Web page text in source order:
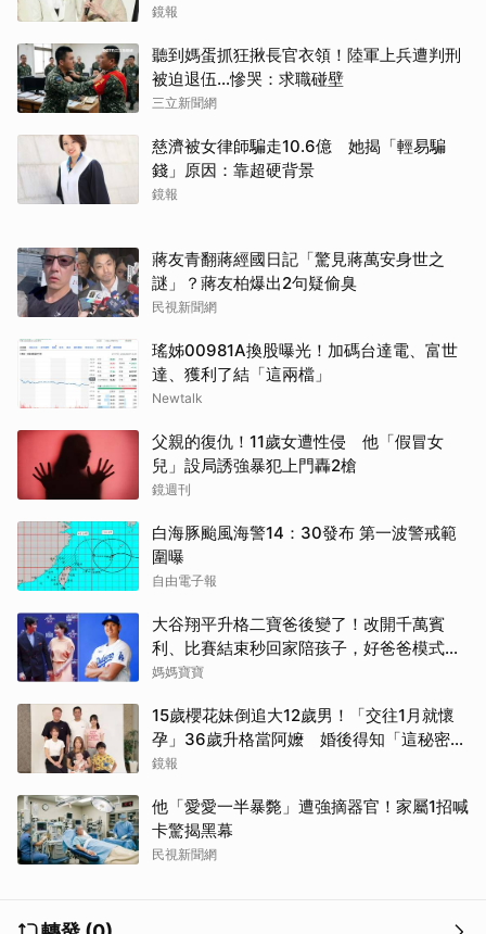
鏡報
聽到媽蛋抓狂揪長官衣領！陸軍上兵遭判刑
被迫退伍…慘哭：求職碰壁
三立新聞網
慈濟被女律師騙走10.6億 她揭「輕易騙
錢」原因：靠超硬背景
鏡報
蔣友青翻蔣經國日記「驚見蔣萬安身世之
謎」？蔣友柏爆出2句疑偷臭
民視新聞網
瑤姊00981A換股曝光！加碼台達電、富世
達、獲利了結「這兩檔」
Newtalk
父親的復仇！11歲女遭性侵 他「假冒女
兒」設局誘強暴犯上門轟2槍
鏡週刊
白海豚颱風海警14：30發布 第一波警戒範
圍曝
自由電子報
大谷翔平升格二寶爸後變了！改開千萬賓
利、比賽結束秒回家陪孩子，好爸爸模式全
開
媽媽寶寶
15歲櫻花妹倒追大12歲男！「交往1月就懷
孕」36歲升格當阿嬤 婚後得知「這秘密」
傻眼了
鏡報
他「愛愛一半暴斃」遭強摘器官！家屬1招喊
卡驚揭黑幕
民視新聞網